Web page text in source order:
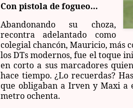
Con pistola de fogueo…
Abandonando su choza,
recontra adelantado como
colegial chancón, Mauricio, más
los DTs modernos, fue el toque
en corto a sus marcadores
hace tiempo. ¿Lo recuerdas?
que obligaban a Irven y Maxi a
metro ochenta.